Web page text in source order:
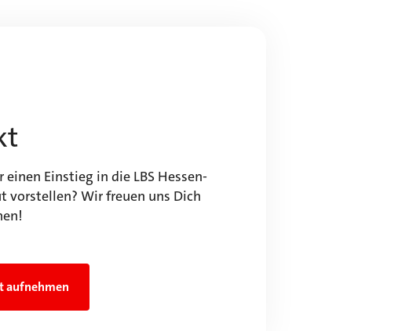
einen Einstieg in die LBS Hessen-
vorstellen? Wir freuen uns Dich
aufnehmen